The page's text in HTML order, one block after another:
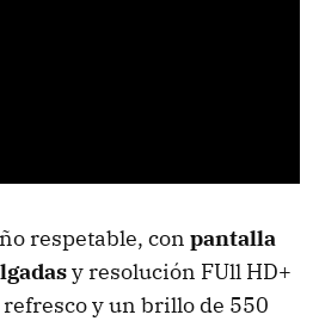
respetable, con pantalla
y resolución FUll HD+
y un brillo de 550